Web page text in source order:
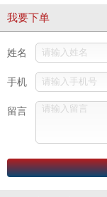
我要下单
姓名
手机
留言